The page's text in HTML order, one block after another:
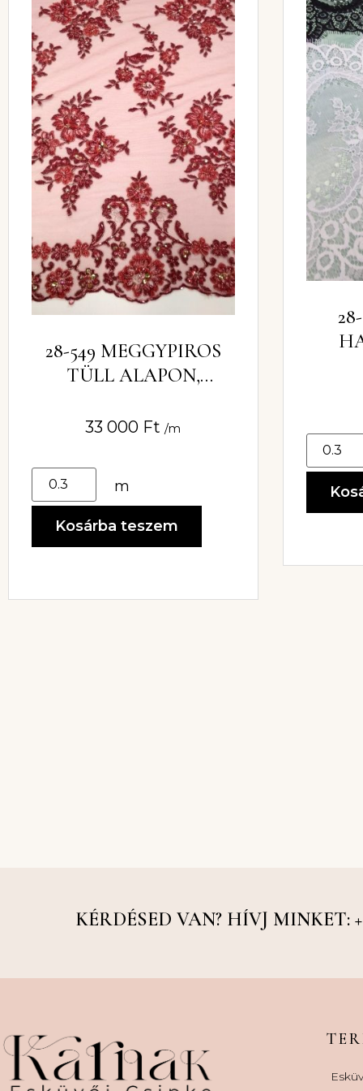
28-549 MEGGYPIROS
TÜLL ALAPON,
KEL ( CSIPKE)
33 000 Ft /m
m
Kosárba teszem
KÉRDÉSED VAN? HÍVJ MINKET: